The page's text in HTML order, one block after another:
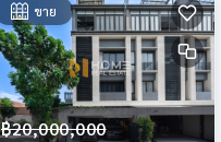
ขาย
฿20,000,000